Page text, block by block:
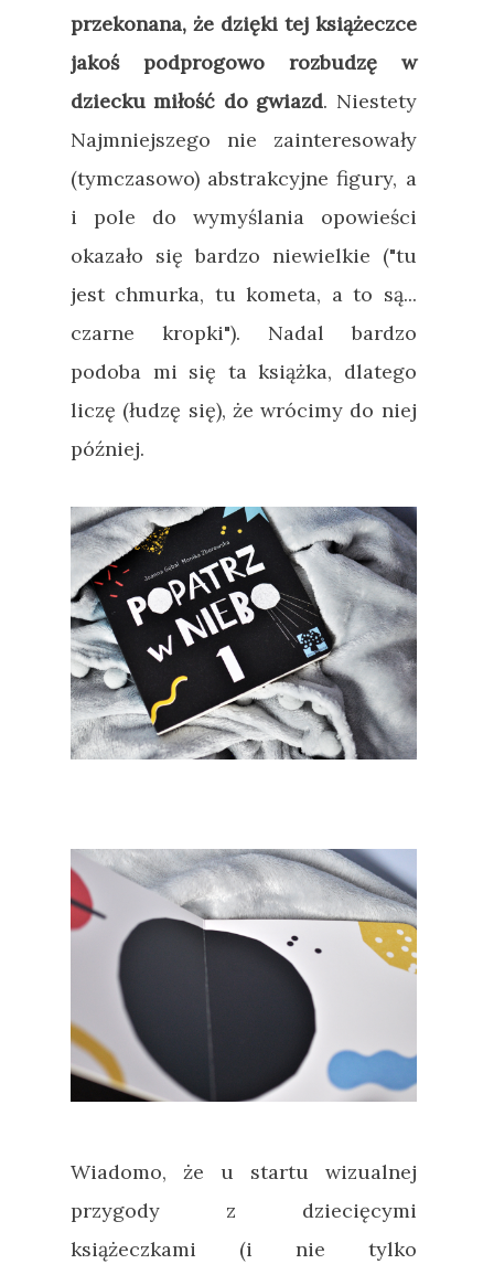
przekonana, że dzięki tej książeczce
jakoś podprogowo rozbudzę w
dziecku miłość do gwiazd. Niestety
Najmniejszego nie zainteresowały
(tymczasowo) abstrakcyjne figury, a
i pole do wymyślania opowieści
okazało się bardzo niewielkie ("tu
jest chmurka, tu kometa, a to są...
czarne kropki"). Nadal bardzo
podoba mi się ta książka, dlatego
liczę (łudzę się), że wrócimy do niej
później.
Wiadomo, że u startu wizualnej
przygody z dziecięcymi
książeczkami (i nie tylko